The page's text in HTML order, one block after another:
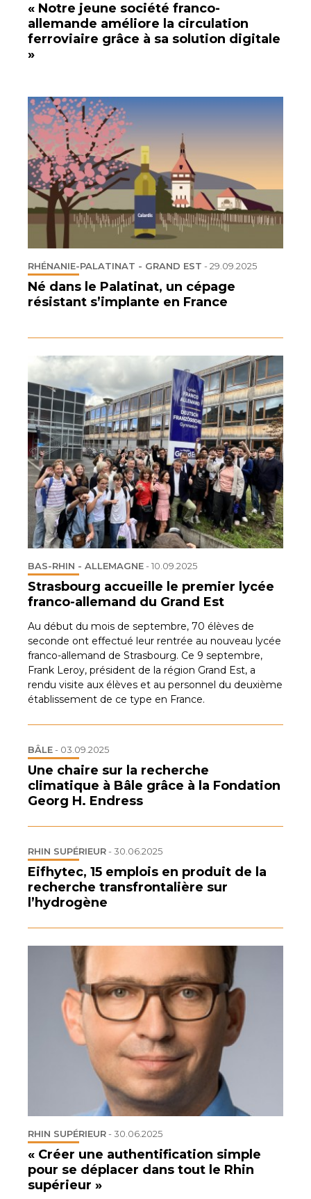
« Notre jeune société franco-
allemande améliore la circulation
ferroviaire grâce à sa solution digitale
»
RHÉNANIE-PALATINAT - GRAND EST -29.09.2025
Né dans le Palatinat, un cépage
résistant s’implante en France
BAS-RHIN - ALLEMAGNE-10.09.2025
Strasbourg accueille le premier lycée
franco-allemand du Grand Est
Au début du mois de septembre, 70 élèves de
seconde ont effectué leur rentrée au nouveau lycée
franco-allemand de Strasbourg. Ce 9 septembre,
Frank Leroy, président de la région Grand Est, a
rendu visite aux élèves et au personnel du deuxième
établissement de ce type en France.
BÂLE- 03.09.2025
Une chaire sur la recherche
climatique à Bâle grâce à la Fondation
Georg H. Endress
RHIN SUPÉRIEUR-30.06.2025
Eifhytec, 15 emplois en produit de la
recherche transfrontalière sur
l’hydrogène
RHIN SUPÉRIEUR-30.06.2025
« Créer une authentification simple
pour se déplacer dans tout le Rhin
supérieur »